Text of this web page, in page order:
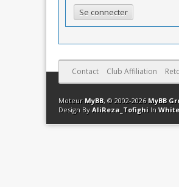
Contact Club Affiliation
Moteur MyBB, © 2002-2026 MyBB
Design By AliReza_Tofighi In